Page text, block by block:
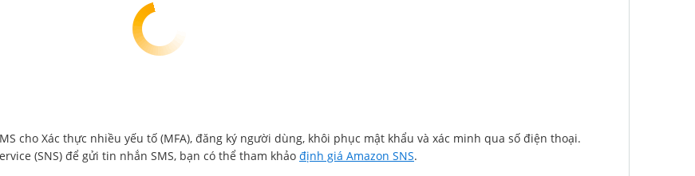
cho Xác thực nhiều yếu tố (MFA), đăng ký người dùng, khôi phục mật khẩu và xác minh qua số điện thoại.
(SNS) để gửi tin nhắn SMS, bạn có thể tham khảo định giá Amazon SNS.